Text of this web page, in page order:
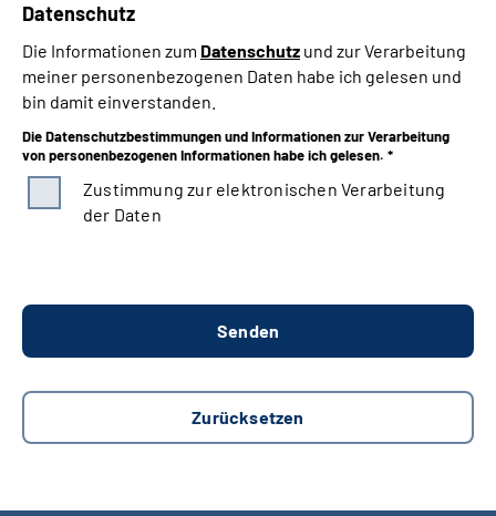
Datenschutz
Die Informationen zum Datenschutz und zur Verarbeitung
meiner personenbezogenen Daten habe ich gelesen und
bin damit einverstanden.
Die Datenschutzbestimmungen und Informationen zur Verarbeitung
von personenbezogenen Informationen habe ich gelesen. *
Zustimmung zur elektronischen Verarbeitung
der Daten